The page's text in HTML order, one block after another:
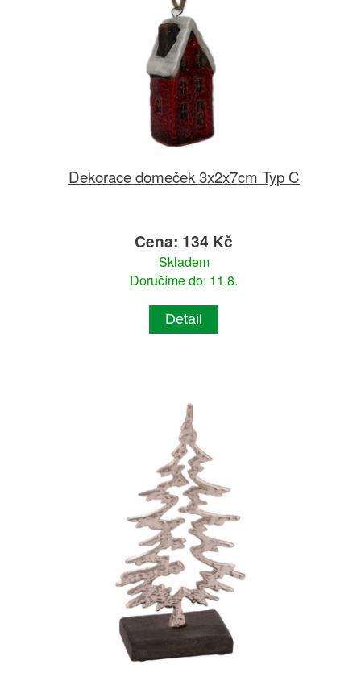
Dekorace domeček 3x2x7cm Typ C
Cena: 134 Kč
Skladem
Doručíme do: 11.8.
Detail